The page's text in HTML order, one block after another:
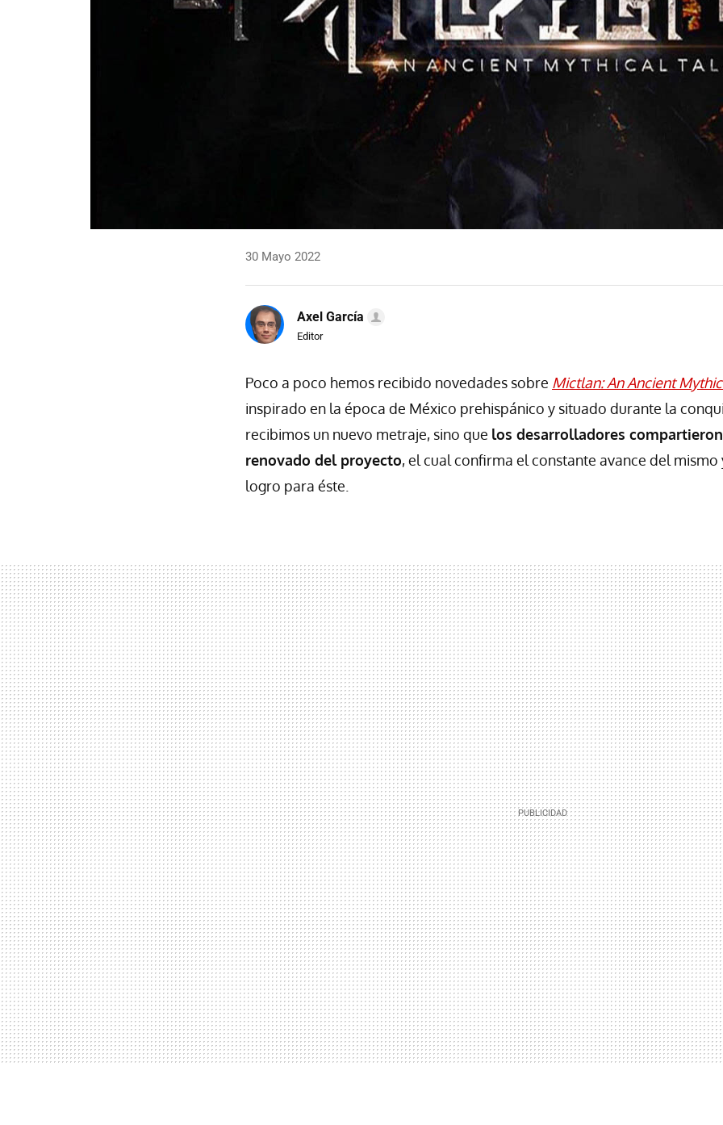
30 Mayo 2022
Axel García
Editor
Poco a poco hemos recibido novedades sobre Mictlan: An Ancient
inspirado en la época de México prehispánico y situado durante la
recibimos un nuevo metraje, sino que los desarrolladores
renovado del proyecto, el cual confirma el constante avance del mismo
logro para éste.